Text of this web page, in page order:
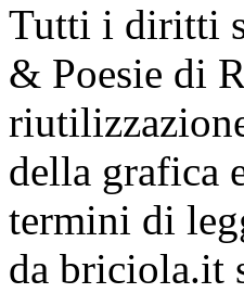
Tutti i diritti
& Poesie di
della grafica
termini di
da briciola.it